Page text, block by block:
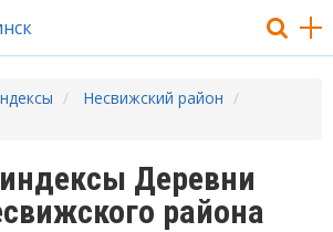
Несвижский район
Деревни
района